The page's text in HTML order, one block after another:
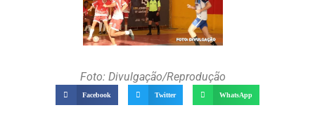
Foto: Divulgação/Reprodução
Facebook Twitter WhatsApp